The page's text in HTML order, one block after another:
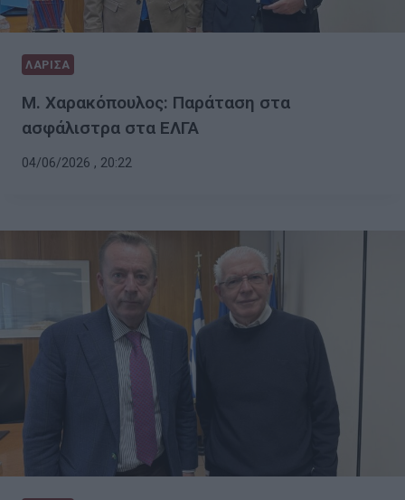
ΛΑΡΙΣΑ
Μ. Χαρακόπουλος: Παράταση στα
ασφάλιστρα στα ΕΛΓΑ
04/06/2026 , 20:22